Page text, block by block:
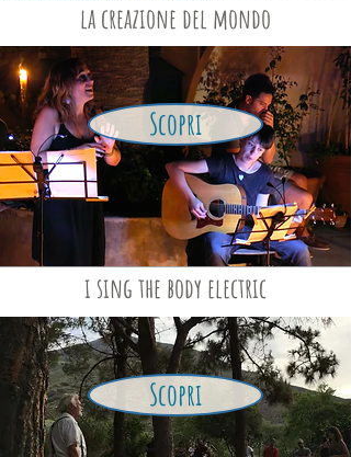
Scopri
Scopri
i sing the body electric
la creazione del mondo